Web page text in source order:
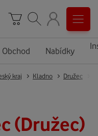
Obchod Nabídky
kraj Kladno Družec
(Družec)